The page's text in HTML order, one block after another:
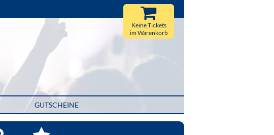
GUTSCHEINE
Keine Tickets
im Warenkorb